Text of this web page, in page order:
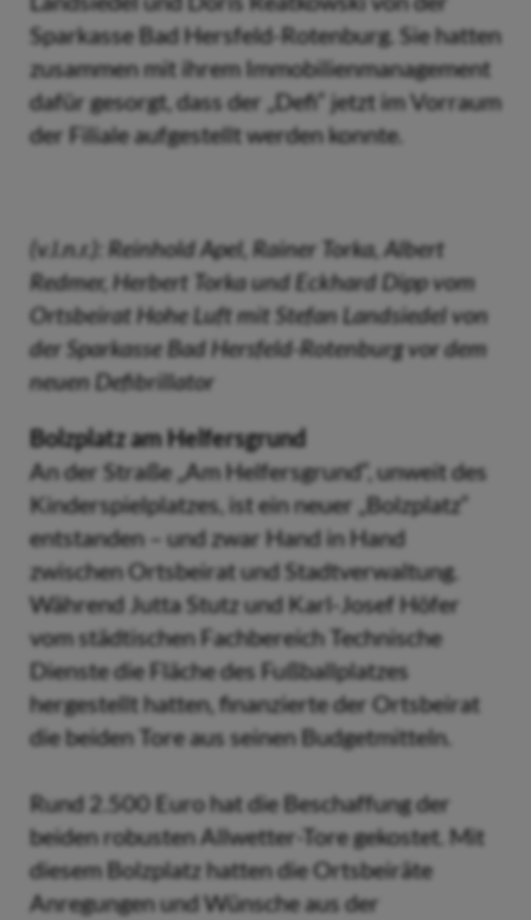
Sparkasse Bad Hersfeld-Rotenburg. Sie hatten
zusammen mit ihrem Immobilienmanagement
dafür gesorgt, dass der „Defi“ jetzt im Vorraum
der Filiale aufgestellt werden konnte.
(v.l.n.r.): Reinhold Apel, Rainer Torka, Albert
Redmer, Herbert Torka und Eckhard Dipp vom
Ortsbeirat Hohe Luft mit Stefan Landsiedel von
der Sparkasse Bad Hersfeld-Rotenburg vor dem
neuen Defibrillator
Bolzplatz am Helfersgrund
An der Straße „Am Helfersgrund“, unweit des
Kinderspielplatzes, ist ein neuer „Bolzplatz“
entstanden – und zwar Hand in Hand
zwischen Ortsbeirat und Stadtverwaltung.
Während Jutta Stutz und Karl-Josef Höfer
vom städtischen Fachbereich Technische
Dienste die Fläche des Fußballplatzes
hergestellt hatten, finanzierte der Ortsbeirat
die beiden Tore aus seinen Budgetmitteln.
Rund 2.500 Euro hat die Beschaffung der
beiden robusten Allwetter-Tore gekostet. Mit
diesem Bolzplatz hatten die Ortsbeiräte
Anregungen und Wünsche aus der